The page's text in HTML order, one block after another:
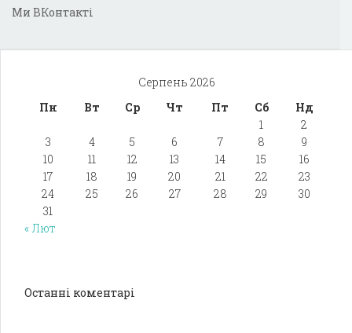
Ми ВКонтакті
Серпень 2026
Пн
Вт Ср Чт Пт Сб
Нд
1
2
3
4 5 6 7 8
9
10
11 12 13 14 15
16
17
18 19 20 21 22
23
24
25 26 27 28 29
30
31
« Лют
Останні коментарі